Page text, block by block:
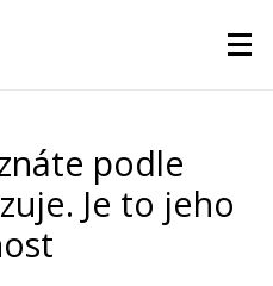
podle
Je to jeho